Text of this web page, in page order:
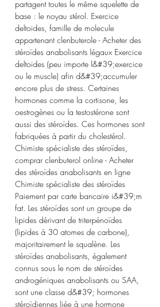
partagent toutes le même squelette de
base : le noyau stérol. Exercice
deltoides, famille de molecule
appartenant clenbuterole - Acheter des
stéroïdes anabolisants légaux Exercice
deltoides (peu importe l&#39;exercice
ou le muscle) afin d&#39;accumuler
encore plus de stress. Certaines
hormones comme la cortisone, les
oestrogènes ou la testostérone sont
aussi des stéroïdes. Ces hormones sont
fabriquées à partir du cholestérol.
Chimiste spécialiste des stéroïdes,
comprar clenbuterol online - Acheter
des stéroïdes anabolisants en ligne
Chimiste spécialiste des stéroïdes
Paiement par carte bancaire i&#39;m
fat. Les stéroïdes sont un groupe de
lipides dérivant de triterpénoïdes
(lipides à 30 atomes de carbone),
majoritairement le squalène. Les
stéroïdes anabolisants, également
connus sous le nom de stéroïdes
androgéniques anabolisants ou SAA,
sont une classe d&#39; hormones
stéroïdiennes liée à une hormone